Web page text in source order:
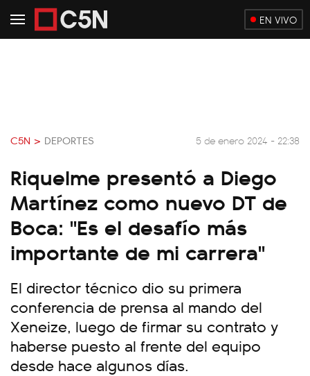
EN VIVO
C5N > DEPORTES 5 de enero 2024 - 22:38
Riquelme presentó a Diego
Martínez como nuevo DT de
Boca: "Es el desafío más
importante de mi carrera"
El director técnico dio su primera
conferencia de prensa al mando del
Xeneize, luego de firmar su contrato y
haberse puesto al frente del equipo
desde hace algunos días.